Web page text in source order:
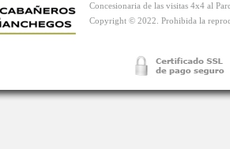
Concesionaria de las visitas 4x4 al
Copyright © 2022. Prohibida la